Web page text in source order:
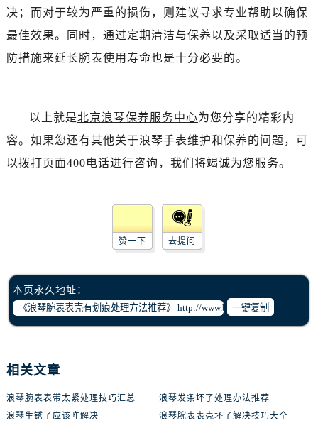
决；而对于较为严重的损伤，则建议寻求专业帮助以确保
最佳效果。同时，通过定期清洁与保养以及采取适当的预
防措施来延长腕表使用寿命也是十分必要的。
以上就是北京浪琴保养服务中心为您分享的精彩内
容。如果您还有其他关于浪琴手表维护和保养的问题，可
以拨打页面400电话进行咨询，我们将竭诚为您服务。
赞一下 去提问
本页永久地址：
一键复制
相关文章
浪琴腕表表带太紧处理技巧汇总
浪琴发条坏了处理办法推荐
浪琴生锈了应该咋解决
浪琴腕表表壳坏了解决技巧大全